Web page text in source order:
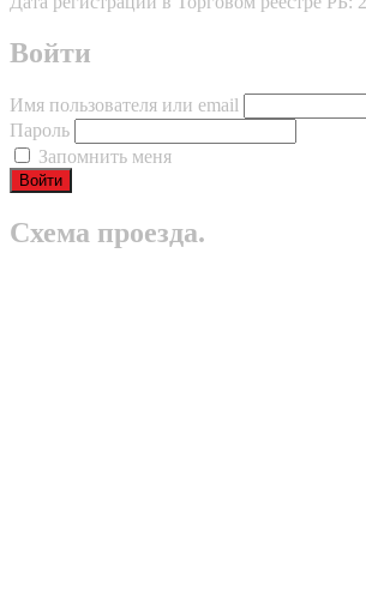
Войти
Имя пользователя или email
Пароль
Запомнить меня
Схема проезда.